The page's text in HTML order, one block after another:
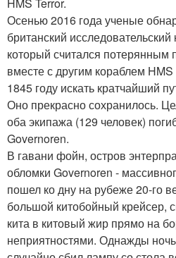
Осенью 2016 года ученые
британский исследовательский
который считался потерянным
вместе с другим кораблем
1845 году искать кратчайший
Оно прекрасно сохранилось.
оба экипажа (129 человек)
Governoren.
В гавани фойн, остров
обломки Governoren -
пошел ко дну на рубеже 20-го
большой китобойный крейсер,
кита в китовый жир прямо на
неприятностями. Однажды